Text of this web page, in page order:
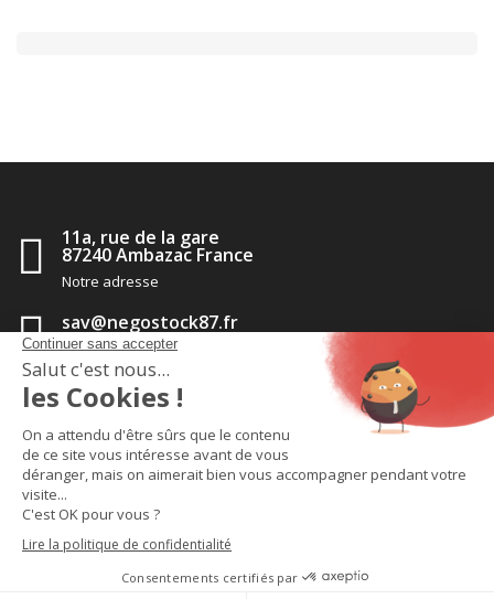
11a, rue de la gare
87240 Ambazac France
Notre adresse
sav@negostock87.fr
Contactez-nous
05 55 56 35 14
2020 - Negostock pièces détachées -CGV-Politique de